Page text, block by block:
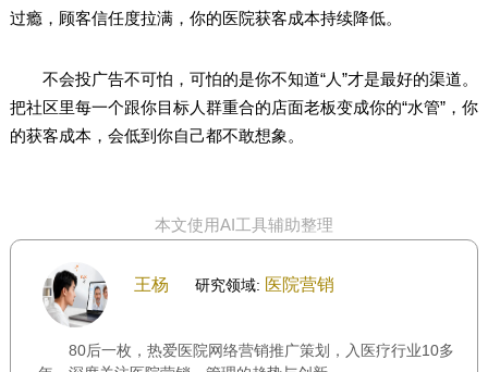
过瘾，顾客信任度拉满，你的医院获客成本持续降低。
不会投广告不可怕，可怕的是你不知道“人”才是最好的渠道。
把社区里每一个跟你目标人群重合的店面老板变成你的“水管”，你
的获客成本，会低到你自己都不敢想象。
本文使用AI工具辅助整理
王杨 研究领域: 医院营销
80后一枚，热爱医院网络营销推广策划，入医疗行业10多